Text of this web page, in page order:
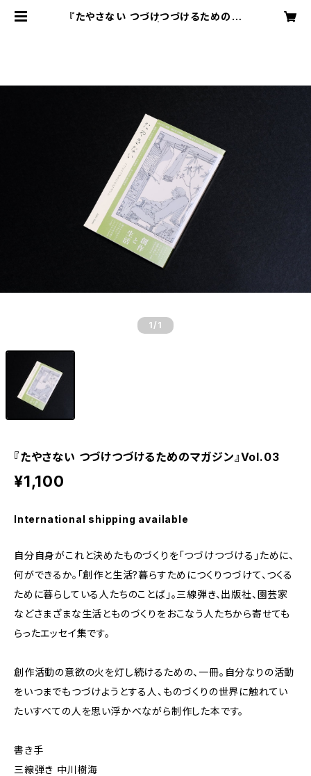
『たやさない つづけつづけるためのマ
1 /1
『たやさない つづけつづけるためのマガジン』Vol.03
¥1,100
International shipping available
自分自身がこれと決めたものづくりを「つづけつづける」ために、
何ができるか。「創作と生活?暮らすためにつくりつづけて、つくる
ために暮らしている人たちのことば」。三線弾き、出版社、園芸家
などさまざまな生活とものづくりをおこなう人たちから寄せても
らったエッセイ集です。
創作活動の意欲の火を灯し続けるための、一冊。自分なりの活動
をいつまでもつづけようとする人、ものづくりの世界に触れてい
たいすべての人を思い浮かべながら制作した本です。
書き手
三線弾き 中川樹海